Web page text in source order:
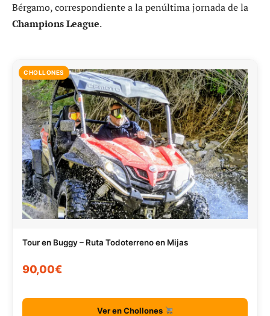
Bérgamo, correspondiente a la penúltima jornada de la
Champions League.
CHOLLONES
Tour en Buggy – Ruta Todoterreno en Mijas
90,00€
Ver en Chollones